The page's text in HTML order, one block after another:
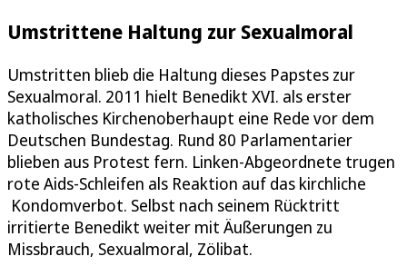
Umstrittene Haltung zur Sexualmoral
Umstritten blieb die Haltung dieses Papstes zur
Sexualmoral. 2011 hielt Benedikt XVI. als erster
katholisches Kirchenoberhaupt eine Rede vor dem
Deutschen Bundestag. Rund 80 Parlamentarier
blieben aus Protest fern. Linken-Abgeordnete trugen
rote Aids-Schleifen als Reaktion auf das kirchliche
Kondomverbot. Selbst nach seinem Rücktritt
irritierte Benedikt weiter mit Äußerungen zu
Missbrauch, Sexualmoral, Zölibat.